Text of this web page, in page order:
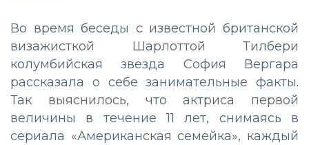
Во время беседы с известной британской
визажисткой Шарлоттой Тилбери
колумбийская звезда София Вергара
рассказала о себе занимательные факты.
Так выяснилось, что актриса первой
величины в течение 11 лет, снимаясь в
сериала «Американская семейка», каждый